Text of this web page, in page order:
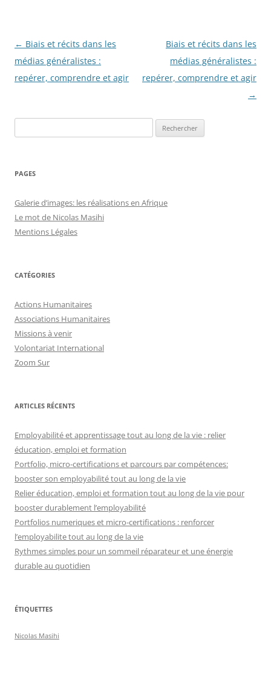
Navigation
des
articles
← Biais et récits dans les
médias généralistes :
repérer, comprendre et agir
Biais et récits dans les
médias généralistes :
repérer, comprendre et agir
→
PAGES
Galerie d’images: les réalisations en Afrique
Le mot de Nicolas Masihi
Mentions Légales
CATÉGORIES
Actions Humanitaires
Associations Humanitaires
Missions à venir
Volontariat International
Zoom Sur
ARTICLES RÉCENTS
Employabilité et apprentissage tout au long de la vie : relier
éducation, emploi et formation
Portfolio, micro-certifications et parcours par compétences:
booster son employabilité tout au long de la vie
Relier éducation, emploi et formation tout au long de la vie pour
booster durablement l’employabilité
Portfolios numeriques et micro-certifications : renforcer
l’employabilite tout au long de la vie
Rythmes simples pour un sommeil réparateur et une énergie
durable au quotidien
ÉTIQUETTES
Nicolas Masihi